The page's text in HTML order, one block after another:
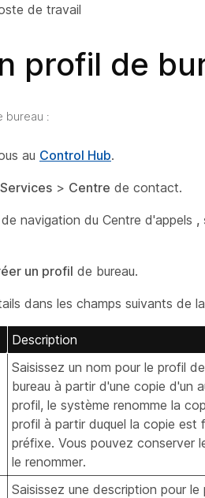
de travail
profil de
bureau :
au Control Hub.
Services > Centre de contact.
navigation du Centre d'appels ,
un profil de bureau.
dans les champs suivants de la
Description
Saisissez un nom pour le profil
bureau à partir d'une copie d'un
profil, le système renomme la
profil à partir duquel la copie est
préfixe. Vous pouvez conserver
le renommer.
Saisissez une description pour le